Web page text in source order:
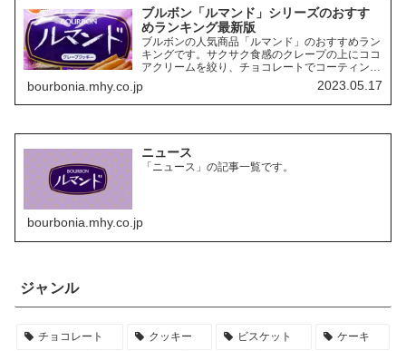
ブルボン「ルマンド」シリーズのおすす
めランキング最新版
ブルボンの人気商品「ルマンド」のおすすめラン
キングです。サクサク食感のクレープの上にココ
アクリームを絞り、チョコレートでコーティング
したお菓子「ルマンド」には、様々なフレーバー
の商品があります。ここでは、その中でも特にお
すすめの商品を3つご紹介します。
bourbonia.mhy.co.jp 2023.05.17
ニュース
「ニュース」の記事一覧です。
bourbonia.mhy.co.jp
ジャンル
チョコレート クッキー ビスケット ケーキ